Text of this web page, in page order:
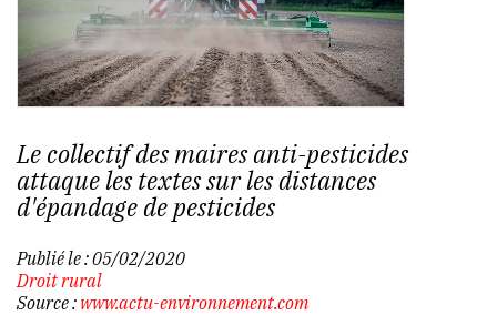
Le collectif des maires anti-pesticides
attaque les textes sur les distances
d'épandage de pesticides
Publié le :05/02/2020
Droit rural
Source : www.actu-environnement.com